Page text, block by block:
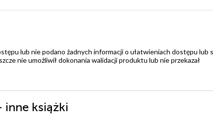
lub nie podano żadnych informacji o ułatwieniach dostępu lub
nie umożliwił dokonania walidacji produktu lub nie przekazał
inne książki